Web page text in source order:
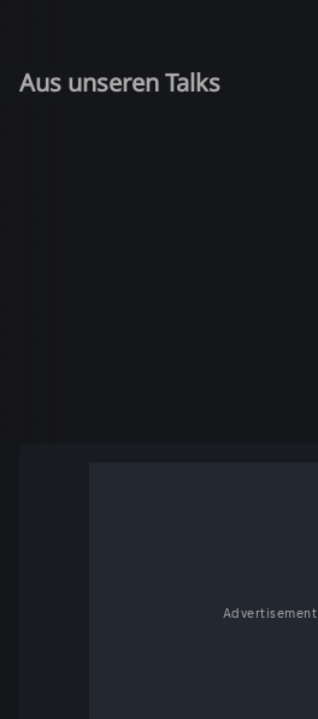
Aus unseren Talks
Advertisement